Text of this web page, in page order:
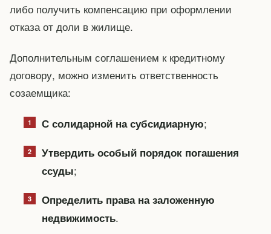
либо получить компенсацию при оформлении
отказа от доли в жилище.
Дополнительным соглашением к кредитному
договору, можно изменить ответственность
созаемщика:
С солидарной на субсидиарную;
Утвердить особый порядок погашения
ссуды;
Определить права на заложенную
недвижимость.